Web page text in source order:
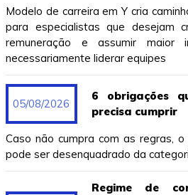
Modelo de carreira em Y cria
para especialistas que desejam
remuneração e assumir maior
necessariamente liderar equipes
05/08/2026
6 obrigações
precisa cumprir
Caso não cumpra com as regras,
pode ser desenquadrado da
Regime de